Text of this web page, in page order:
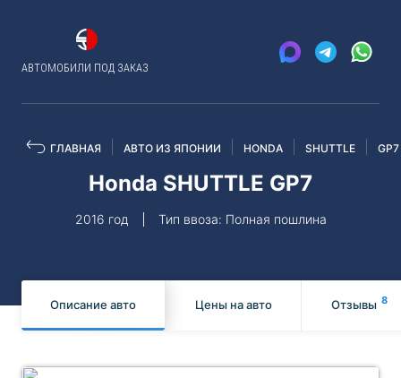
АВТОМОБИЛИ ПОД ЗАКАЗ
ГЛАВНАЯ АВТО ИЗ ЯПОНИИ HONDA SHUTTLE GP7
Honda SHUTTLE GP7
2016 год Тип ввоза: Полная пошлина
Описание авто Цены на авто Отзывы 8